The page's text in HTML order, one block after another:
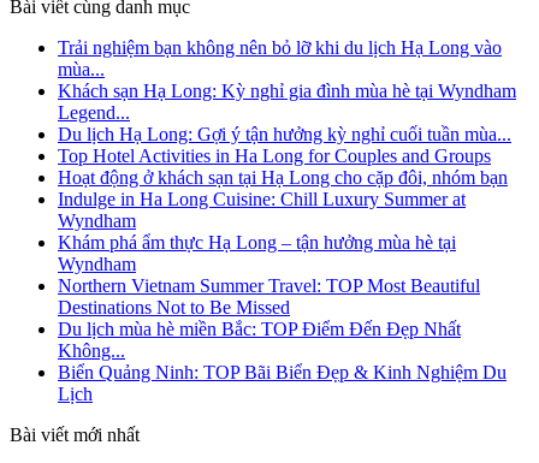
Bài viết cùng danh mục
Trải nghiệm bạn không nên bỏ lỡ khi du lịch Hạ Long vào
mùa...
Khách sạn Hạ Long: Kỳ nghỉ gia đình mùa hè tại Wyndham
Legend...
Du lịch Hạ Long: Gợi ý tận hưởng kỳ nghỉ cuối tuần mùa...
Top Hotel Activities in Ha Long for Couples and Groups
Hoạt động ở khách sạn tại Hạ Long cho cặp đôi, nhóm bạn
Indulge in Ha Long Cuisine: Chill Luxury Summer at
Wyndham
Khám phá ẩm thực Hạ Long – tận hưởng mùa hè tại
Wyndham
Northern Vietnam Summer Travel: TOP Most Beautiful
Destinations Not to Be Missed
Du lịch mùa hè miền Bắc: TOP Điểm Đến Đẹp Nhất
Không...
Biển Quảng Ninh: TOP Bãi Biển Đẹp & Kinh Nghiệm Du
Lịch
Bài viết mới nhất